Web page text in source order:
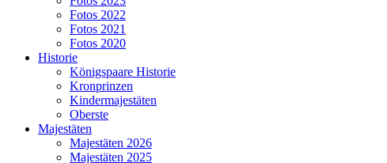
Fotos 2022
Fotos 2021
Fotos 2020
Historie
Königspaare Historie
Kronprinzen
Kindermajestäten
Oberste
Majestäten
Majestäten 2026
Majestäten 2025